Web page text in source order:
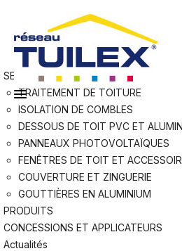
content
Devenir applicateur agréé
Nous contacter
RÉSEAU
SERVICES
TRAITEMENT DE TOITURE
ISOLATION DE COMBLES
DESSOUS DE TOIT PVC ET
PANNEAUX PHOTOVOLTAÏQUES
FENÊTRES DE TOIT ET
COUVERTURE ET ZINGUERIE
GOUTTIÈRES EN ALUMINIUM
PRODUITS
CONCESSIONS ET APPLICATEURS
Actualités